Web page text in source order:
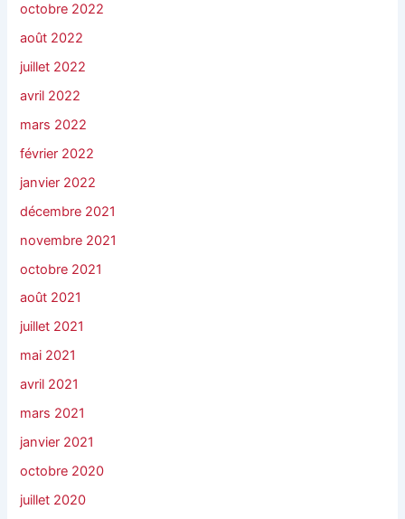
octobre 2022
août 2022
juillet 2022
avril 2022
mars 2022
février 2022
janvier 2022
décembre 2021
novembre 2021
octobre 2021
août 2021
juillet 2021
mai 2021
avril 2021
mars 2021
janvier 2021
octobre 2020
juillet 2020